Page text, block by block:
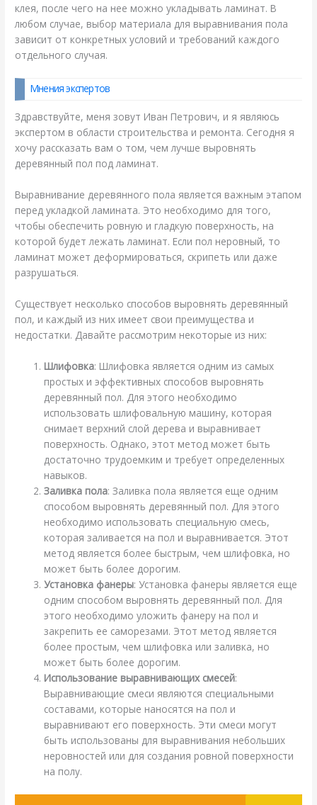
клея, после чего на нее можно укладывать ламинат. В
любом случае, выбор материала для выравнивания пола
зависит от конкретных условий и требований каждого
отдельного случая.
Мнения экспертов
Здравствуйте, меня зовут Иван Петрович, и я являюсь
экспертом в области строительства и ремонта. Сегодня я
хочу рассказать вам о том, чем лучше выровнять
деревянный пол под ламинат.
Выравнивание деревянного пола является важным этапом
перед укладкой ламината. Это необходимо для того,
чтобы обеспечить ровную и гладкую поверхность, на
которой будет лежать ламинат. Если пол неровный, то
ламинат может деформироваться, скрипеть или даже
разрушаться.
Существует несколько способов выровнять деревянный
пол, и каждый из них имеет свои преимущества и
недостатки. Давайте рассмотрим некоторые из них:
Шлифовка: Шлифовка является одним из самых
простых и эффективных способов выровнять
деревянный пол. Для этого необходимо
использовать шлифовальную машину, которая
снимает верхний слой дерева и выравнивает
поверхность. Однако, этот метод может быть
достаточно трудоемким и требует определенных
навыков.
Заливка пола: Заливка пола является еще одним
способом выровнять деревянный пол. Для этого
необходимо использовать специальную смесь,
которая заливается на пол и выравнивается. Этот
метод является более быстрым, чем шлифовка, но
может быть более дорогим.
Установка фанеры: Установка фанеры является еще
одним способом выровнять деревянный пол. Для
этого необходимо уложить фанеру на пол и
закрепить ее саморезами. Этот метод является
более простым, чем шлифовка или заливка, но
может быть более дорогим.
Использование выравнивающих смесей:
Выравнивающие смеси являются специальными
составами, которые наносятся на пол и
выравнивают его поверхность. Эти смеси могут
быть использованы для выравнивания небольших
неровностей или для создания ровной поверхности
на полу.